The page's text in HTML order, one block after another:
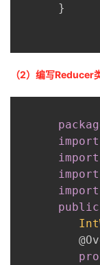
}
（2）编写Reducer
import
import
import
import
public